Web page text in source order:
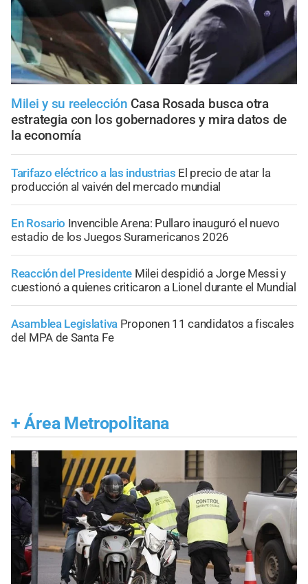
Milei y su reelección Casa Rosada busca otra
estrategia con los gobernadores y mira datos de
la economía
Tarifazo eléctrico a las industrias El precio de atar la
producción al vaivén del mercado mundial
En Rosario Invencible Arena: Pullaro inauguró el nuevo
estadio de los Juegos Suramericanos 2026
Reacción del Presidente Milei despidió a Jorge Messi y
cuestionó a quienes criticaron a Lionel durante el Mundial
Asamblea Legislativa Proponen 11 candidatos a fiscales
del MPA de Santa Fe
+ Área Metropolitana